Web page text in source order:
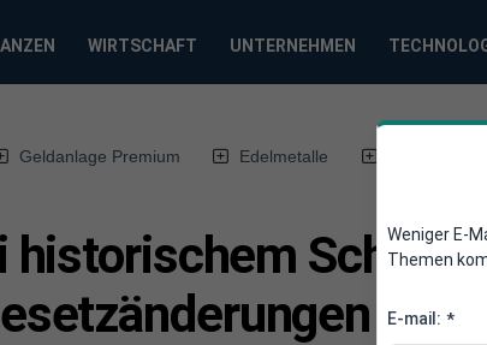
WIRTSCHAFT UNTERNEHMEN
Geldanlage Premium Edelmetalle
historischem
Weniger E-
Themen
E-mail: *